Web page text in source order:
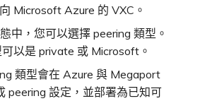
題
Microsoft Azure 的 VXC。
中，您可以選擇 peering 類型。
以是 private 或 Microsoft。
類型會在 Azure 與 Megaport
peering 設定，並部署為已知可